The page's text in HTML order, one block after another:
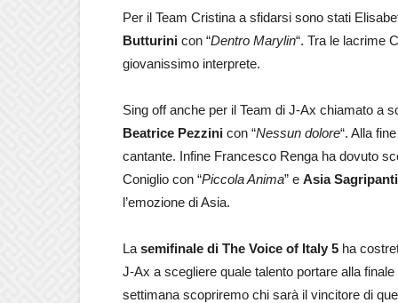
Per il Team Cristina a sfidarsi sono stati
Butturini con “Dentro Marylin“. Tra le lacrime
giovanissimo interprete.
Sing off anche per il Team di J-Ax chiamato a
Beatrice Pezzini con “Nessun dolore“. Alla
cantante. Infine Francesco Renga ha dovuto
Coniglio con “Piccola Anima” e Asia Sagripanti
l’emozione di Asia.
La semifinale di The Voice of Italy 5 ha
J-Ax a scegliere quale talento portare alla
settimana scopriremo chi sarà il vincitore di